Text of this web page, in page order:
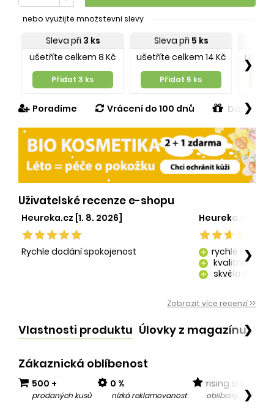
nebo využijte množstevní slevy
Sleva při 3 ks
ušetříte celkem 8 Kč
Přidat 3 ks
Sleva při 5 ks
ušetříte celkem 14 Kč
Přidat 5 ks
❯
Poradíme Vrácení do 100 dnů Dárek v
❯
Uživatelské recenze e-shopu
Heureka.cz [1. 8. 2026]
Rychle dodání spokojenost
Heureka.cz [29.
add rychlé dodání
add kvalitně
add skvělá péče o
❯
Zobrazit více recenzí >>
Vlastnosti produktu Úlovky z magazínu❯
Zákaznická oblíbenost
500 +
prodaných kusů
0 %
nízká reklamovanost
rising star
oblíbený v❯